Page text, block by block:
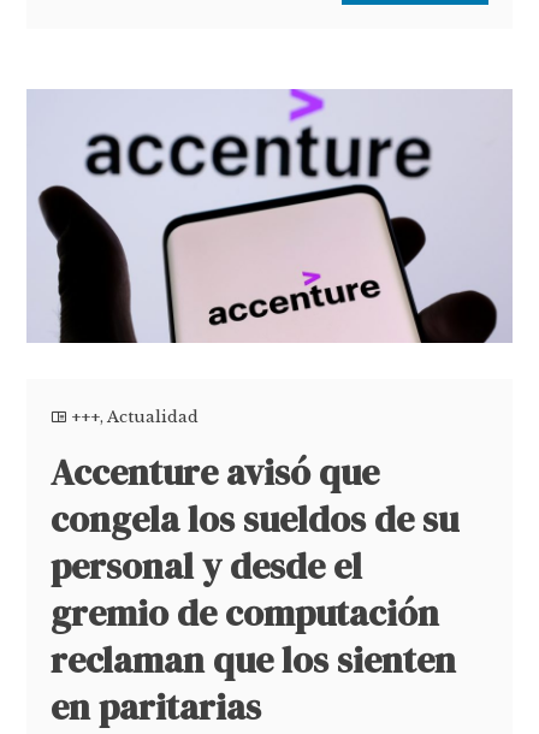
+++,Actualidad
Accenture avisó que
congela los sueldos de su
personal y desde el
gremio de computación
reclaman que los sienten
en paritarias